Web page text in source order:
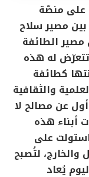
على منصّة
بين مصير سلاح
مصير الطائفة
له هذه
كطائفة
والثقافية
عن مصالح لا
أبناء هذه
على
لتُصبح
يُعاد